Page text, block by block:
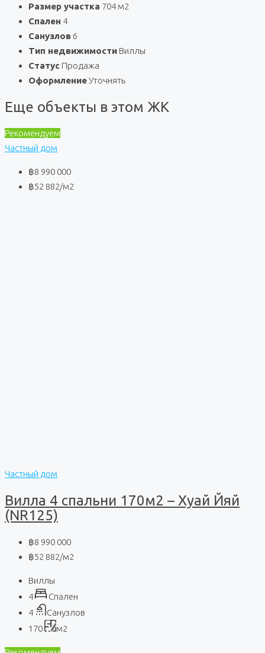
Размер участка 704 м2
Спален 4
Санузлов 6
Тип недвижимости Виллы
Статус Продажа
ОформлениеУточнять
Еще объекты в этом ЖК
Рекомендуем
Частный дом
฿8 990 000
฿52 882/м2
Частный дом
Вилла 4 спальни 170м2 – Хуай Йяй
(NR125)
฿8 990 000
฿52 882/м2
Виллы
4
Спален
4
Санузлов
170
м2